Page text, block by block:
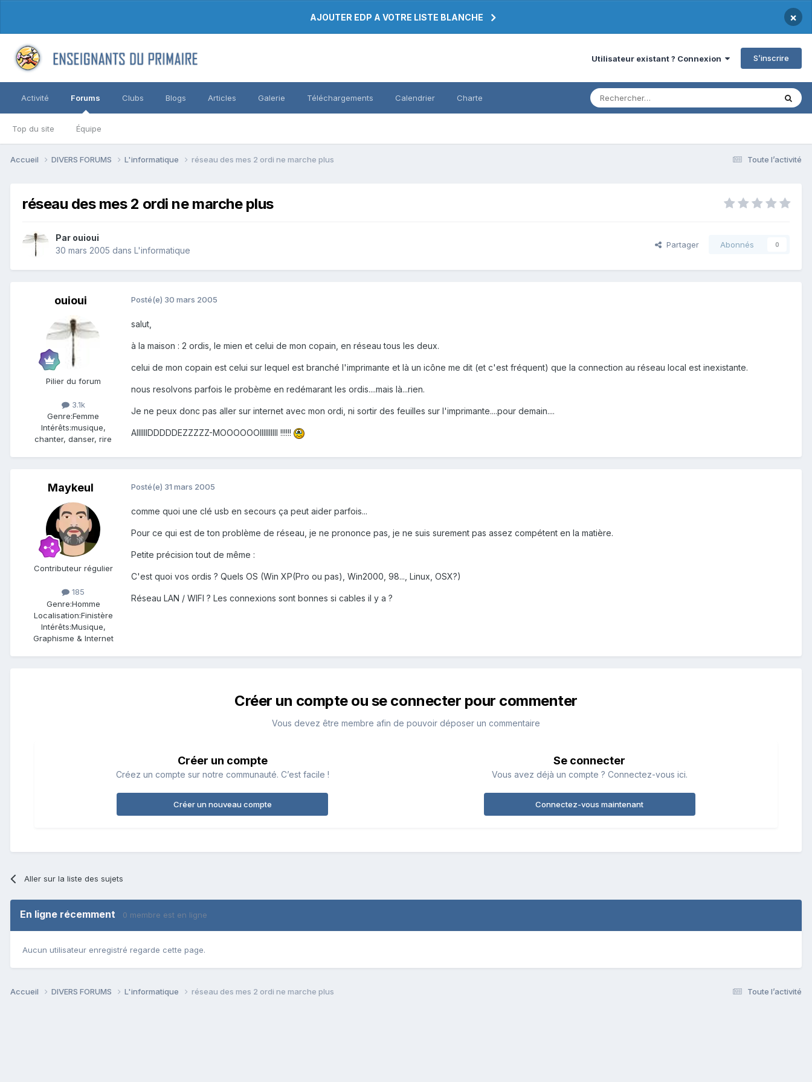
AJOUTER EDP A VOTRE LISTE BLANCHE ×
Utilisateur existant ? Connexion S’inscrire
Activité Forums
Top du site Équipe
Clubs Blogs Articles Galerie Téléchargements Calendrier Charte
Toute l’activité
Accueil DIVERS FORUMS L'informatique réseau des mes 2 ordi ne marche plus
réseau des mes 2 ordi ne marche plus
Par ouioui
30 mars 2005 dans L'informatique
Partager Abonnés 0
ouioui
Pilier du forum
3.1k
Genre:Femme
Intérêts:musique,
chanter, danser, rire
Posté(e) 30 mars 2005
salut,
à la maison : 2 ordis, le mien et celui de mon copain, en réseau tous les deux.
celui de mon copain est celui sur lequel est branché l'imprimante et là un icône me dit (et c'est fréquent) que la connection au réseau local est inexistante.
nous resolvons parfois le probème en redémarant les ordis....mais là...rien.
Je ne peux donc pas aller sur internet avec mon ordi, ni sortir des feuilles sur l'imprimante....pour demain....
AIIIIIIDDDDDEZZZZZ-MOOOOOOIIIIIIIIII !!!!!!
Maykeul
Contributeur régulier
185
Genre:Homme
Localisation:Finistère
Intérêts:Musique,
Graphisme & Internet
Posté(e) 31 mars 2005
comme quoi une clé usb en secours ça peut aider parfois...
Pour ce qui est de ton problème de réseau, je ne prononce pas, je ne suis surement pas assez compétent en la matière.
Petite précision tout de même :
C'est quoi vos ordis ? Quels OS (Win XP(Pro ou pas), Win2000, 98..., Linux, OSX?)
Réseau LAN / WIFI ? Les connexions sont bonnes si cables il y a ?
Créer un compte ou se connecter pour commenter
Vous devez être membre afin de pouvoir déposer un commentaire
Créer un compte
Créez un compte sur notre communauté. C’est facile !
Créer un nouveau compte
Se connecter
Vous avez déjà un compte ? Connectez-vous ici.
Connectez-vous maintenant
Aller sur la liste des sujets
En ligne récemment 0 membre est en ligne
Aucun utilisateur enregistré regarde cette page.
Toute l’activité
Accueil DIVERS FORUMS L'informatique réseau des mes 2 ordi ne marche plus